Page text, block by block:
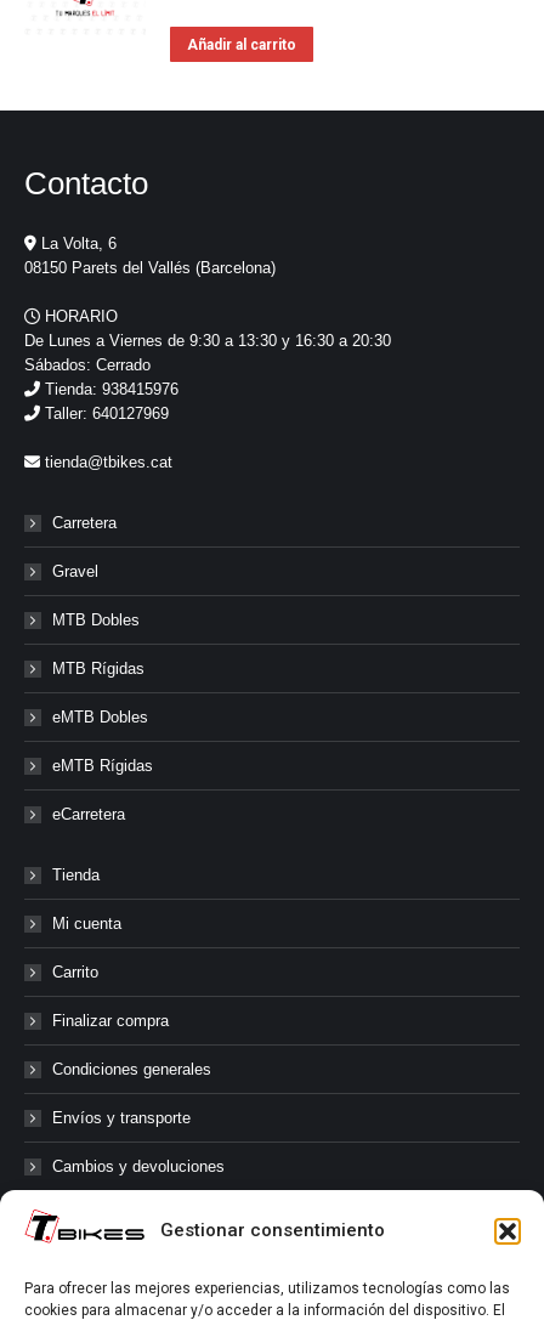
Gestionar consentimiento
Para ofrecer las mejores experiencias, utilizamos tecnologías como las
cookies para almacenar y/o acceder a la información del dispositivo. El
Añadir al carrito
Contacto
La Volta, 6
08150 Parets del Vallés (Barcelona)
HORARIO
De Lunes a Viernes de 9:30 a 13:30 y 16:30 a 20:30
Sábados: Cerrado
Tienda: 938415976
Taller: 640127969
tienda@tbikes.cat
Carretera
Gravel
MTB Dobles
MTB Rígidas
eMTB Dobles
eMTB Rígidas
eCarretera
Tienda
Mi cuenta
Carrito
Finalizar compra
Condiciones generales
Envíos y transporte
Cambios y devoluciones
@tbikes.cat #tbikes